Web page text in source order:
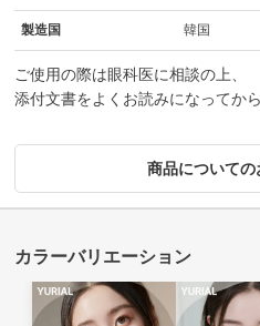
製造国 韓国
ご使用の際は眼科医に相談の上、
添付文書をよくお読みになってか
商品について